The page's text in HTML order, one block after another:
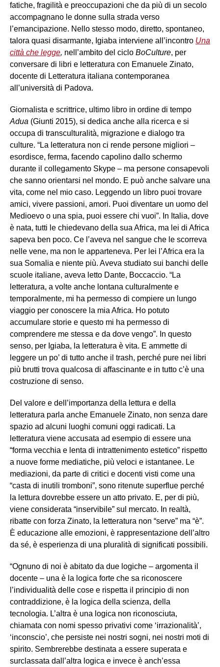
fatiche, fragilità e preoccupazioni che da più di un secolo
accompagnano le donne sulla strada verso
l’emancipazione. Nello stesso modo, diretto, spontaneo,
talora quasi disarmante, Igiaba interviene all’incontro Una
città che legge, nell’ambito del ciclo BoCulture, per
conversare di libri e letteratura con Emanuele Zinato,
docente di Letteratura italiana contemporanea
all’università di Padova.
Giornalista e scrittrice, ultimo libro in ordine di tempo
Adua (Giunti 2015), si dedica anche alla ricerca e si
occupa di transculturalità, migrazione e dialogo tra
culture. “La letteratura non ci rende persone migliori –
esordisce, ferma, facendo capolino dallo schermo
durante il collegamento Skype – ma persone consapevoli
che sanno orientarsi nel mondo. E può anche salvare una
vita, come nel mio caso. Leggendo un libro puoi trovare
amici, vivere passioni, amori. Puoi diventare un uomo del
Medioevo o una spia, puoi essere chi vuoi”. In Italia, dove
è nata, tutti le chiedevano della sua Africa, ma lei di Africa
sapeva ben poco. Ce l’aveva nel sangue che le scorreva
nelle vene, ma non le apparteneva. Per lei l’Africa era la
sua Somalia e niente più. Aveva studiato sui banchi delle
scuole italiane, aveva letto Dante, Boccaccio. “La
letteratura, a volte anche lontana culturalmente e
temporalmente, mi ha permesso di compiere un lungo
viaggio per conoscere la mia Africa. Ho potuto
accumulare storie e questo mi ha permesso di
comprendere me stessa e da dove vengo”. In questo
senso, per Igiaba, la letteratura è vita. E ammette di
leggere un po’ di tutto anche il trash, perché pure nei libri
più brutti trova qualcosa di affascinante e in tutto c’è una
costruzione di senso.
Del valore e dell’importanza della lettura e della
letteratura parla anche Emanuele Zinato, non senza dare
spazio ad alcuni luoghi comuni oggi radicati. La
letteratura viene accusata ad esempio di essere una
“forma vecchia e lenta di intrattenimento estetico” rispetto
a nuove forme mediatiche, più veloci e istantanee. Le
mediazioni, da parte di critici e docenti visti come una
“casta di inutili tromboni”, sono ritenute superflue perché
la lettura dovrebbe essere un atto privato. E, per di più,
viene considerata “inservibile” sul mercato. In realtà,
ribatte con forza Zinato, la letteratura non “serve” ma “è”.
È educazione alle emozioni, è rappresentazione dell’altro
da sé, è esperienza di una pluralità di significati possibili.
“Ognuno di noi è abitato da due logiche – argomenta il
docente – una è la logica forte che sa riconoscere
l’individualità delle cose e rispetta il principio di non
contraddizione, è la logica della scienza, della
tecnologia. L’altra è una logica non riconosciuta,
chiamata con nomi spesso privativi come ‘irrazionalità’,
‘inconscio’, che persiste nei nostri sogni, nei nostri moti di
spirito. Sembrerebbe destinata a essere superata e
surclassata dall’altra logica e invece è anch’essa